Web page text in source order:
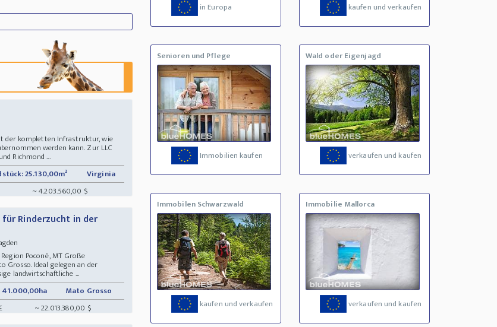
der kompletten Infrastruktur, wie
werden kann. Zur LLC
Richmond ...
25.130,00m²
Virginia
~ 4.203.560,00 $
Rinderzucht in der
Poconé, MT Große
Grosso. Ideal gelegen an der
landwirtschaftliche ...
Mato Grosso
~ 22.013.380,00 $
in Europa kaufen und verkaufen
Senioren und Pflege
Immobilien kaufen
Wald oder Eigenjagd
verkaufen und kaufen
Immobilen Schwarzwald
kaufen und verkaufen
Immobilie Mallorca
verkaufen und kaufen